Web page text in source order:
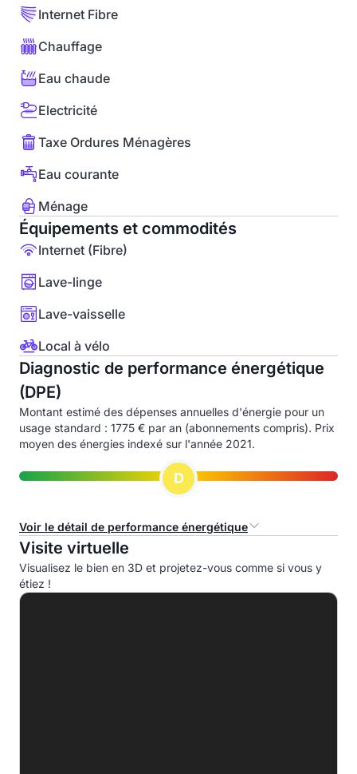
Internet Fibre
Chauffage
Eau chaude
Electricité
Taxe Ordures Ménagères
Eau courante
Ménage
Équipements et commodités
Internet (Fibre)
Lave-linge
Lave-vaisselle
Local à vélo
Diagnostic de performance énergétique
(DPE)
Montant estimé des dépenses annuelles d'énergie pour un
usage standard : 1775 € par an (abonnements compris). Prix
moyen des énergies indexé sur l'année 2021.
D
Voir le détail de performance énergétique
Consommation d'énergie primaire (CEP)
A
Visite virtuelle
Visualisez le bien en 3D et projetez-vous comme si vous y
étiez !